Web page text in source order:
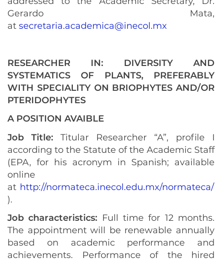
Gerardo Mata,
at secretaria.academica@inecol.mx
RESEARCHER IN: DIVERSITY AND
SYSTEMATICS OF PLANTS, PREFERABLY
WITH SPECIALITY ON BRIOPHYTES AND/OR
PTERIDOPHYTES
A POSITION AVAIBLE
Job Title: Titular Researcher “A”, profile I
according to the Statute of the Academic Staff
(EPA, for his acronym in Spanish; available
online
at http://normateca.inecol.edu.mx/normateca/
).
Job characteristics: Full time for 12 months.
The appointment will be renewable annually
based on academic performance and
achievements. Performance of the hired